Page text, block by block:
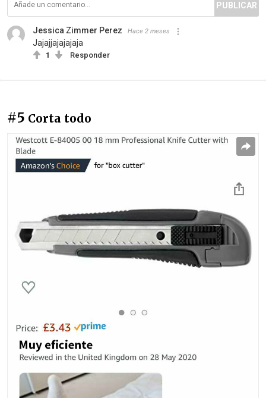
PUBLICAR
Jessica Zimmer Perez Hace 2 meses
Jajajjajajajaja
1 Responder
#5 Corta todo